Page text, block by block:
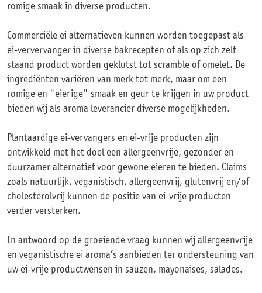
romige smaak in diverse producten.
Commerciële ei alternatieven kunnen worden toegepast als
ei-ververvanger in diverse bakrecepten of als op zich zelf
staand product worden geklutst tot scramble of omelet. De
ingrediënten variëren van merk tot merk, maar om een
romige en "eierige" smaak en geur te krijgen in uw product
bieden wij als aroma leverancier diverse mogelijkheden.
Plantaardige ei-vervangers en ei-vrije producten zijn
ontwikkeld met het doel een allergeenvrije, gezonder en
duurzamer alternatief voor gewone eieren te bieden. Claims
zoals natuurlijk, veganistisch, allergeenvrij, glutenvrij en/of
cholesterolvrij kunnen de positie van ei-vrije producten
verder versterken.
In antwoord op de groeiende vraag kunnen wij allergeenvrije
en veganistische ei aroma’s aanbieden ter ondersteuning van
uw ei-vrije productwensen in sauzen, mayonaises, salades.